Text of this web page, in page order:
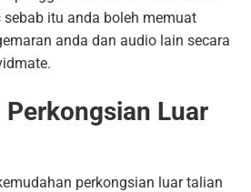
itu anda boleh memuat
anda dan audio lain secara
Perkongsian Luar
perkongsian luar talian